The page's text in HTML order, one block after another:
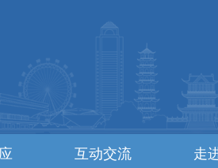
互动交流 走